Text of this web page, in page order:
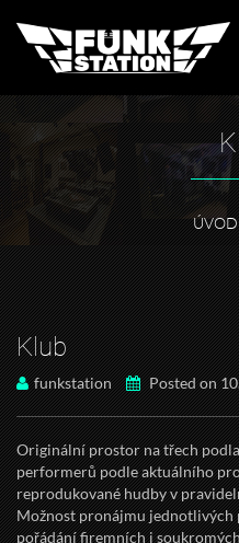
ÚVOD
Klub
funkstation Posted on
Originální prostor na třech
performerů podle aktuálního
reprodukované hudby v
Možnost pronájmu jednotlivých
pořádání firemních i